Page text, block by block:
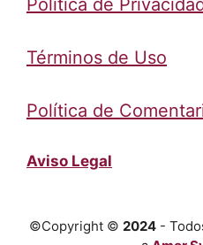
Política de
Términos de Uso
Política de
Aviso Legal
©Copyright © 2024-